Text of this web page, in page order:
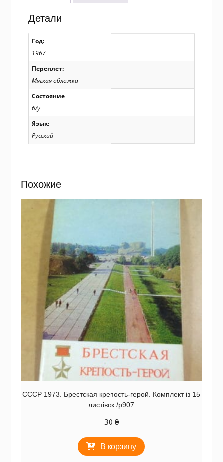
Детали
Год:
1967
Переплет:
Мягкая обложка
Состояние
б/у
Язык:
Русский
Похожие
СССР 1973. Брестская крепость-герой. Комплект із 15
листівок /р907
30 ₴
В корзину